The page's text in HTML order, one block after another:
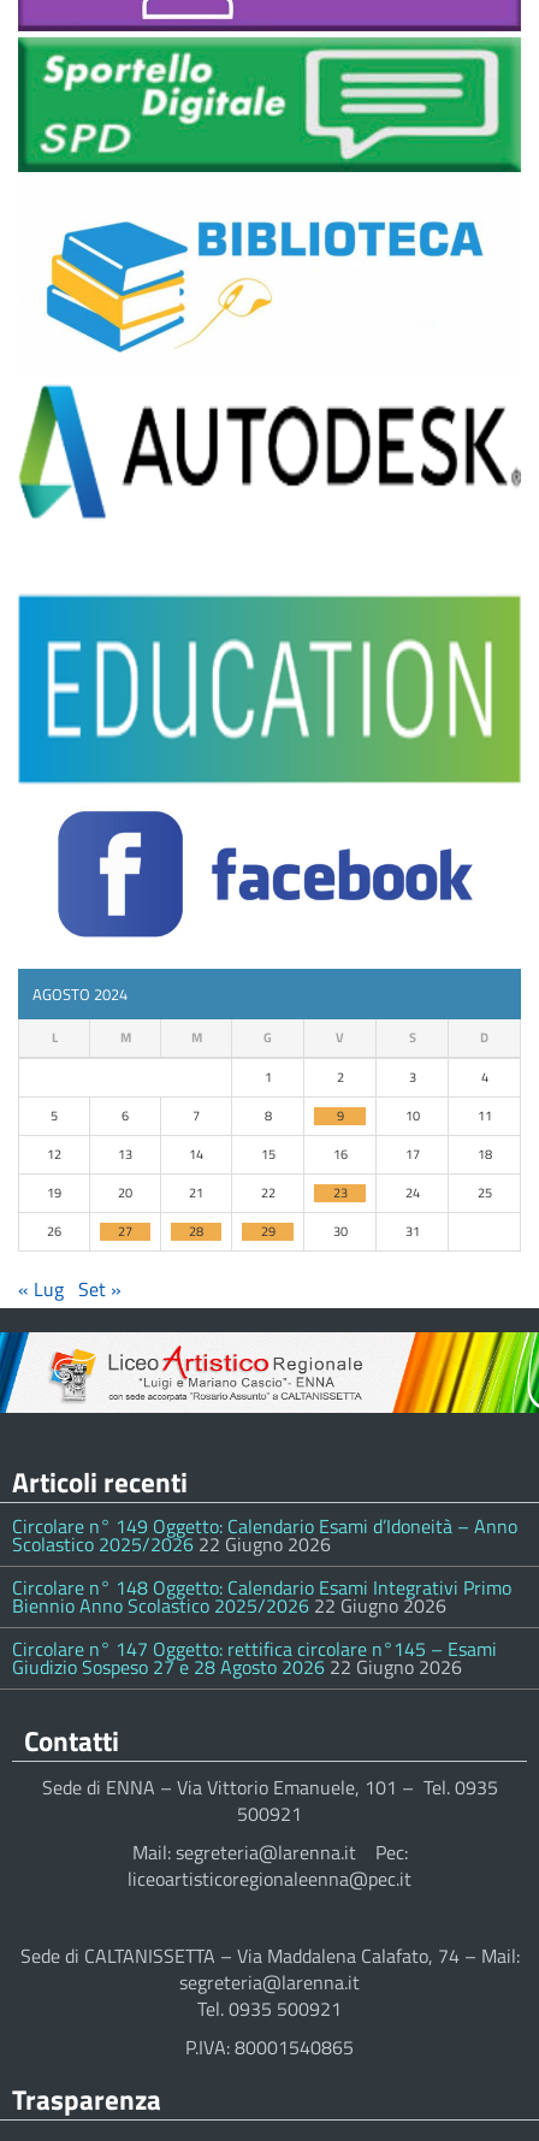
AGOSTO 2024
L M M G V S D
1 2 3
4
5
6 7 8 9 10
11
12
13 14 15 16 17
18
19
20 21 22 23 24
25
26
27 28 29 30 31
« Lug Set »
Articoli recenti
Circolare n° 149 Oggetto: Calendario Esami d’Idoneità – Anno
Scolastico 2025/2026 22 Giugno 2026
Circolare n° 148 Oggetto: Calendario Esami Integrativi Primo
Biennio Anno Scolastico 2025/2026 22 Giugno 2026
Circolare n° 147 Oggetto: rettifica circolare n°145 – Esami
Giudizio Sospeso 27 e 28 Agosto 2026 22 Giugno 2026
Contatti
Sede di ENNA – Via Vittorio Emanuele, 101 – Tel. 0935
500921
Mail: segreteria@larenna.it Pec:
liceoartisticoregionaleenna@pec.it
Sede di CALTANISSETTA – Via Maddalena Calafato, 74 – Mail:
segreteria@larenna.it
Tel. 0935 500921
P.IVA: 80001540865
Trasparenza